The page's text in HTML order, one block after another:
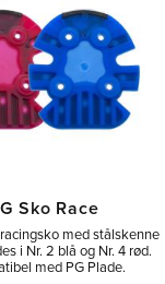
Sko Race
med stålskenne
i Nr. 2 blå og Nr. 4 rød.
med PG Plade.